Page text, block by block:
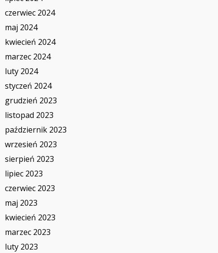
czerwiec 2024
maj 2024
kwiecień 2024
marzec 2024
luty 2024
styczeń 2024
grudzień 2023
listopad 2023
październik 2023
wrzesień 2023
sierpień 2023
lipiec 2023
czerwiec 2023
maj 2023
kwiecień 2023
marzec 2023
luty 2023